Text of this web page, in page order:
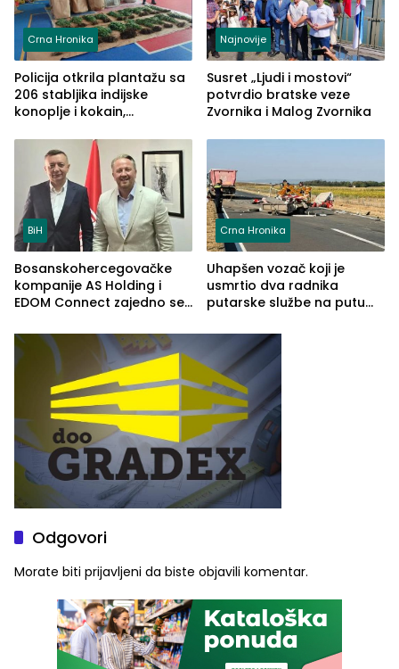
Crna Hronika
Policija otkrila plantažu sa
206 stabljika indijske
konoplje i kokain,
(FOTO)
Najnovije
Susret „Ljudi i mostovi“
potvrdio bratske veze
Zvornika i Malog Zvornika
BiH
Bosanskohercegovačke
kompanije AS Holding i
EDOM Connect zajedno se
Crna Hronika
Uhapšen vozač koji je
usmrtio dva radnika
putarske službe na putu
(FOTO)
Odgovori
Morate biti prijavljeni da biste objavili komentar.